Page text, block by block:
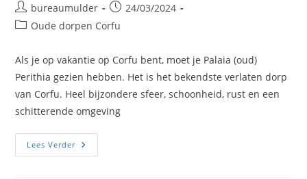
Bericht
auteur:
bureaumulder
Bericht
gepubliceerd
24/03/2024
Berichtcategorie:
Oude dorpen Corfu
Als je op vakantie op Corfu bent, moet je Palaia (oud)
Perithia gezien hebben. Het is het bekendste verlaten dorp
van Corfu. Heel bijzondere sfeer, schoonheid, rust en een
schitterende omgeving
Lees VerderPerithia
Fotos